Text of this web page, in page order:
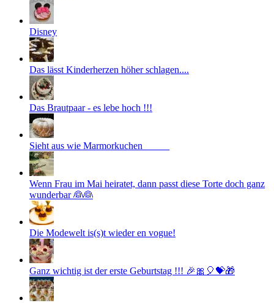
Disney
Das lässt Kinderherzen höher schlagen....
Das Brautpaar - es lebe hoch !!!
Sieht aus wie Marmorkuchen _____
Wenn Frau im Mai heiratet, dann passt diese Torte doch ganz
wunderbar 👰👰
Die Modewelt is(s)t wieder en vogue!
Ganz wichtig ist der erste Geburtstag !!! 🎉🎀🎈💝🎁